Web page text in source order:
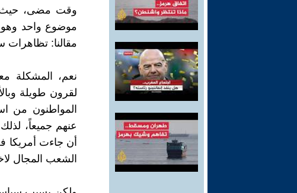
وقت مضى، حيث
موضوع واحد وهو
مقالنا: تظاهرات
نعم، المشكلة
المواطنون من
عنهم جميعاً،
أن جاءت أمريكا
الشعب المجال